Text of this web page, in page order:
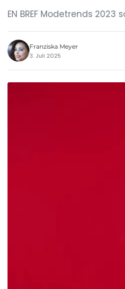
EN BREF Modetrends
Franziska Meyer
3. Juli 2025